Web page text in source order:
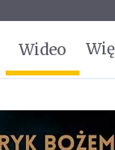
Wideo